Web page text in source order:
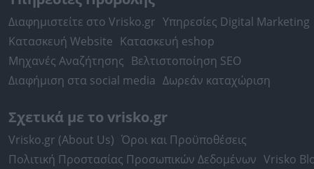
Διαφημιστείτε στο Vrisko.gr Υπηρεσίες Digital Marketing
Κατασκευή Website Κατασκευή eshop
Μηχανές Αναζήτησης Βελτιστοποίηση SEO
Διαφήμιση στα social media Δωρεάν καταχώριση
Σχετικά με το vrisko.gr
Vrisko.gr (About Us) Όροι και Προϋποθέσεις
Πολιτική Προστασίας Προσωπικών Δεδομένων Vrisko